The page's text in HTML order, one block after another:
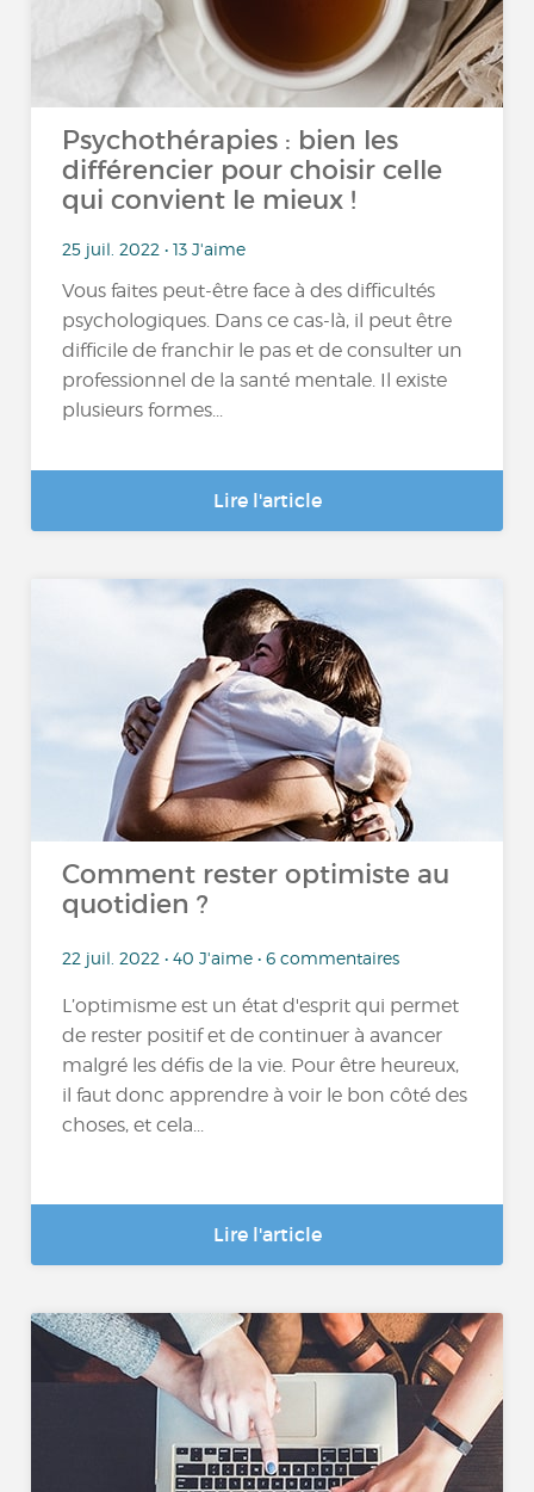
Psychothérapies : bien les
différencier pour choisir celle
qui convient le mieux !
25 juil. 2022 • 13 J'aime
Vous faites peut-être face à des difficultés
psychologiques. Dans ce cas-là, il peut être
difficile de franchir le pas et de consulter un
professionnel de la santé mentale. Il existe
plusieurs formes...
Lire l'article
Comment rester optimiste au
quotidien ?
22 juil. 2022 • 40 J'aime • 6 commentaires
L’optimisme est un état d'esprit qui permet
de rester positif et de continuer à avancer
malgré les défis de la vie. Pour être heureux,
il faut donc apprendre à voir le bon côté des
choses, et cela...
Lire l'article